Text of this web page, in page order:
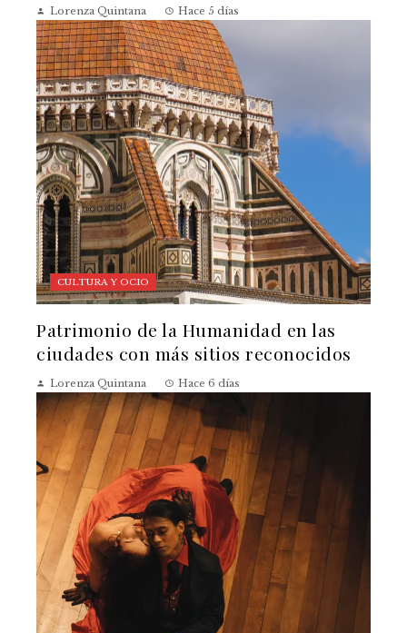
Lorenza Quintana Hace 5 días
CULTURA Y OCIO
Patrimonio de la Humanidad en las
ciudades con más sitios reconocidos
Lorenza Quintana Hace 6 días